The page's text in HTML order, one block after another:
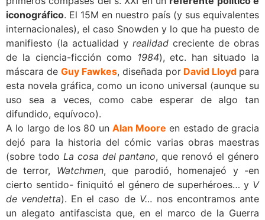
iconográfico. El 15M en nuestro país (y sus equivalentes
internacionales), el caso Snowden y lo que ha puesto de
manifiesto (la actualidad y realidad creciente de obras
de la ciencia-ficción como 1984), etc. han situado la
máscara de Guy Fawkes, diseñada por David Lloyd para
esta novela gráfica, como un icono universal (aunque su
uso sea a veces, como cabe esperar de algo tan
difundido, equívoco).
A lo largo de los 80 un Alan Moore en estado de gracia
dejó para la historia del cómic varias obras maestras
(sobre todo La cosa del pantano, que renovó el género
de terror, Watchmen, que parodió, homenajeó y -en
cierto sentido- finiquitó el género de superhéroes… y V
de vendetta). En el caso de V… nos encontramos ante
un alegato antifascista que, en el marco de la Guerra